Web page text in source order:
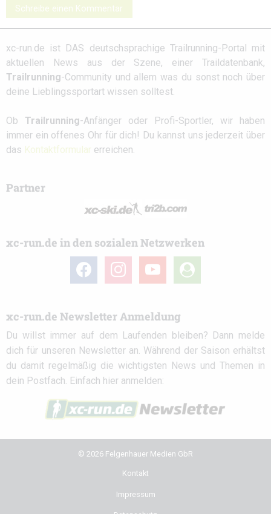
Schreibe einen Kommentar
xc-run.de ist DAS deutschsprachige Trailrunning-Portal mit
aktuellen News aus der Szene, einer Traildatenbank,
Trailrunning-Community und allem was du sonst noch über
deine Lieblingssportart wissen solltest.
Ob Trailrunning-Anfänger oder Profi-Sportler, wir haben
immer ein offenes Ohr für dich! Du kannst uns jederzeit über
das Kontaktformular erreichen.
Partner
xc-run.de in den sozialen Netzwerken
facebook instagramyoutube
user-
circle
xc-run.de Newsletter Anmeldung
Du willst immer auf dem Laufenden bleiben? Dann melde
dich für unseren Newsletter an. Während der Saison erhältst
du damit regelmäßig die wichtigsten News und Themen in
dein Postfach. Einfach hier anmelden:
© 2026 Felgenhauer Medien GbR
Kontakt
Impressum